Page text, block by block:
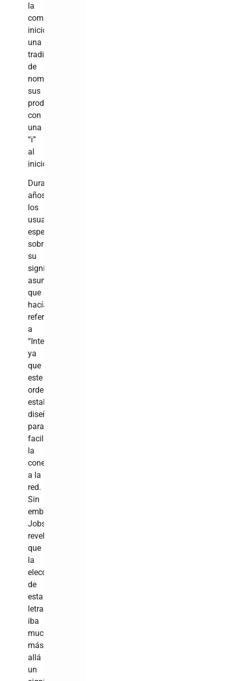
la
compañía
inició
una
tradición
de
nombrar
sus
productos
con
una
“i”
al
inicio.
Durante
años,
los
usuarios
especularon
sobre
su
significado,
asumiendo
que
hacía
referencia
a
“Internet”,
ya
que
este
ordenador
estaba
diseñado
para
facilitar
la
conexión
a la
red.
Sin
embargo,
Jobs
reveló
que
la
elección
de
esta
letra
iba
mucho
más
allá
un